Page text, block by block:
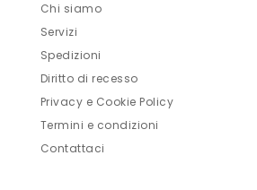
Chi siamo
Servizi
Spedizioni
Diritto di recesso
Privacy e Cookie Policy
Termini e condizioni
Contattaci